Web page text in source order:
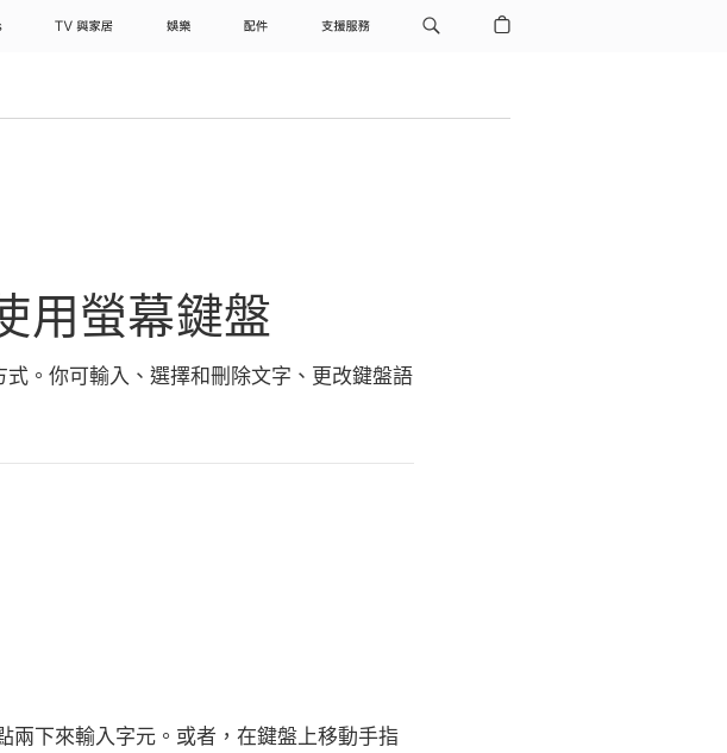
TV 與家居 娛樂 配件 支援服務
用螢幕鍵盤
。你可輸入、選擇和刪除文字、更改鍵盤語
兩下來輸入字元。或者，在鍵盤上移動手指